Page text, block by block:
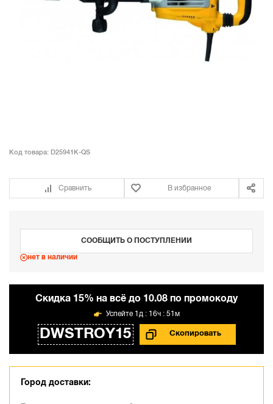
Код товара: D25941K-QS
Сравнить В избранное
СООБЩИТЬ О ПОСТУПЛЕНИИ
нет в наличии
Cкидка 15% на всё до 10.08 по промокоду
DWSTROY15
1д : 16ч : 51м
Город доставки: